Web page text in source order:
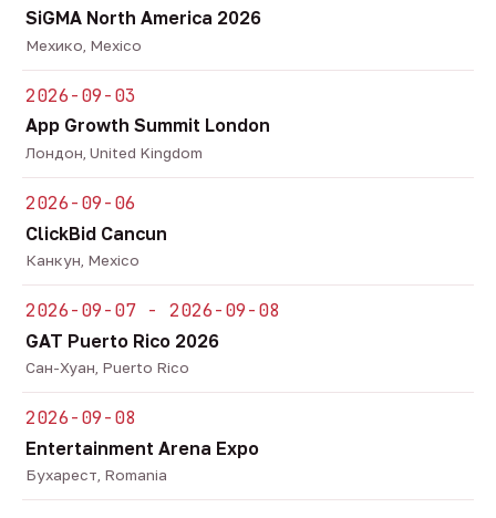
SiGMA North America 2026
Мехико, Mexico
2026-09-03
App Growth Summit London
Лондон, United Kingdom
2026-09-06
ClickBid Cancun
Канкун, Mexico
2026-09-07 - 2026-09-08
GAT Puerto Rico 2026
Сан-Хуан, Puerto Rico
2026-09-08
Entertainment Arena Expo
Бухарест, Romania